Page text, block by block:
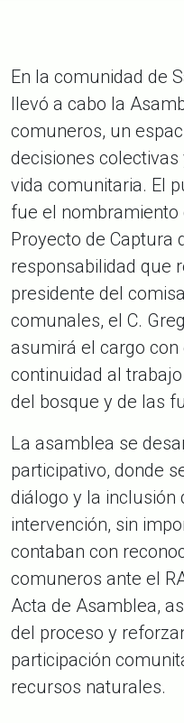
En la comunidad de
llevó a cabo la
comuneros, un
decisiones
vida comunitaria. El
fue el nombramiento
Proyecto de Captura
responsabilidad que
presidente del
comunales, el C.
asumirá el cargo
continuidad al
del bosque y de las
La asamblea se
participativo, donde
diálogo y la inclusión
intervención, sin
contaban con
comuneros ante el
Acta de Asamblea,
del proceso y
participación
recursos naturales.